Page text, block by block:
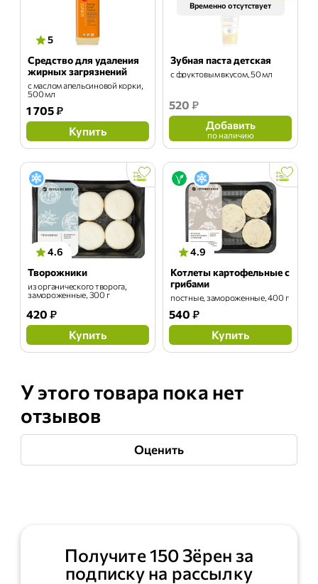
5
Средство для удаления
жирных загрязнений
с маслом апельсиновой корки,
500 мл
1 705₽
Купить
Временно отсутствует
Зубная паста детская
с фруктовым вкусом, 50 мл
520 ₽
Добавить
по наличию
4.6
Творожники
из органического творога,
замороженные, 300 г
420 ₽
Купить
4.9
Котлеты картофельные с
грибами
постные, замороженные, 400 г
540 ₽
Купить
У этого товара пока нет
отзывов
Оценить
Получите 150 Зёрен за
подписку на рассылку